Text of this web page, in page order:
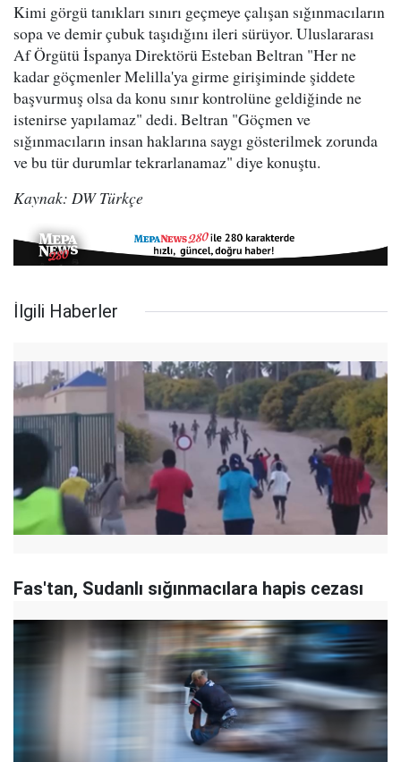
Kimi görgü tanıkları sınırı geçmeye çalışan sığınmacıların
sopa ve demir çubuk taşıdığını ileri sürüyor. Uluslararası
Af Örgütü İspanya Direktörü Esteban Beltran "Her ne
kadar göçmenler Melilla'ya girme girişiminde şiddete
başvurmuş olsa da konu sınır kontrolüne geldiğinde ne
istenirse yapılamaz" dedi. Beltran "Göçmen ve
sığınmacıların insan haklarına saygı gösterilmek zorunda
ve bu tür durumlar tekrarlanamaz" diye konuştu.
Kaynak: DW Türkçe
İlgili Haberler
Fas'tan, Sudanlı sığınmacılara hapis cezası